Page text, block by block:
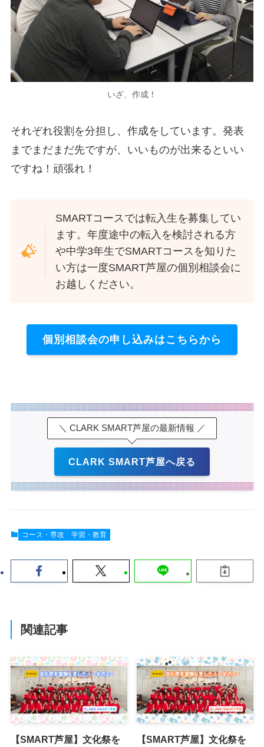
いざ、作成！
それぞれ役割を分担し、作成をしています。発表
までまだまだ先ですが、いいものが出来るといい
ですね！頑張れ！
SMARTコースでは転入生を募集してい
ます。年度途中の転入を検討される方
や中学3年生でSMARTコースを知りた
い方は一度SMART芦屋の個別相談会に
お越しください。
個別相談会の申し込みはこちらから
＼ CLARK SMART芦屋の最新情報 ／
CLARK SMART芦屋へ戻る
コース・専攻 学習・教育
関連記事
【SMART芦屋】文化祭を 【SMART芦屋】文化祭を